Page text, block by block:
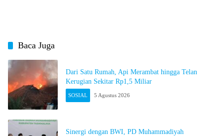
Baca Juga
Dari Satu Rumah, Api Merambat hingga Telan
Kerugian Sekitar Rp1,5 Miliar
SOSIAL 5 Agustus 2026
Sinergi dengan BWI, PD Muhammadiyah